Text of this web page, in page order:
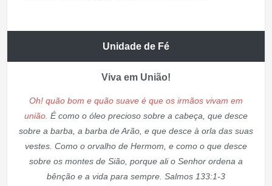
Unidade de Fé
Viva em União!
Oh! quão bom e quão suave é que os irmãos vivam em
união. É como o óleo precioso sobre a cabeça, que desce
sobre a barba, a barba de Arão, e que desce à orla das suas
vestes. Como o orvalho de Hermom, e como o que desce
sobre os montes de Sião, porque ali o Senhor ordena a
bênção e a vida para sempre. Salmos 133:1-3